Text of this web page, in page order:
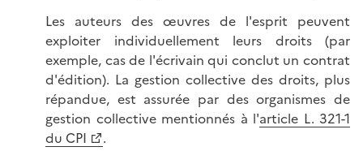
Les auteurs des œuvres de l'esprit peuvent
exploiter individuellement leurs droits (par
exemple, cas de l'écrivain qui conclut un contrat
d'édition). La gestion collective des droits, plus
répandue, est assurée par des organismes de
gestion collective mentionnés à l'article L. 321-1
du CPI
.